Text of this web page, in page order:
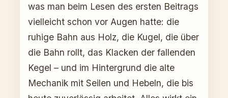
was man beim Lesen des ersten Beitrags
vielleicht schon vor Augen hatte: die
ruhige Bahn aus Holz, die Kugel, die über
die Bahn rollt, das Klacken der fallenden
Kegel – und im Hintergrund die alte
Mechanik mit Seilen und Hebeln, die bis